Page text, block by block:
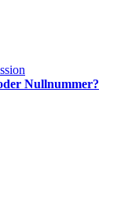
Nullnummer?